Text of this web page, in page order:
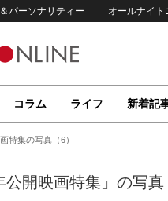
パーソナリティー オールナイト
コラム ライフ 新着記
特集の写真（6）
開映画特集」の写真